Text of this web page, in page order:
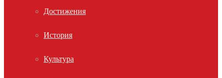
Достижения
История
Культура